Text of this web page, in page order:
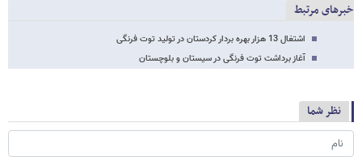
خبرهای مرتبط
اشتغال 13 هزار بهره بردار کردستان در تولید توت فرنگی
آغاز برداشت توت فرنگی در سیستان و بلوچستان
نظر شما